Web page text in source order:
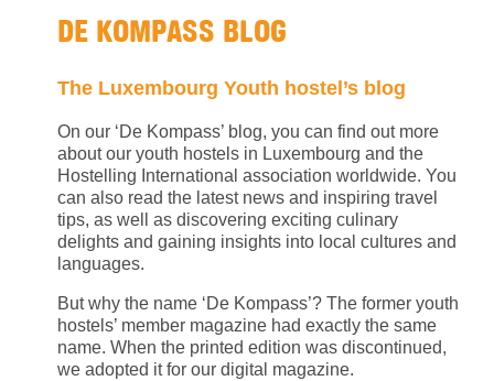
DE KOMPASS BLOG
The Luxembourg Youth hostel’s blog
On our ‘De Kompass’ blog, you can find out more
about our youth hostels in Luxembourg and the
Hostelling International association worldwide. You
can also read the latest news and inspiring travel
tips, as well as discovering exciting culinary
delights and gaining insights into local cultures and
languages.
But why the name ‘De Kompass’? The former youth
hostels’ member magazine had exactly the same
name. When the printed edition was discontinued,
we adopted it for our digital magazine.